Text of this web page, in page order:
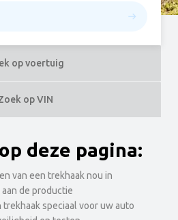
op voertuig
op VIN
deze pagina:
van een trekhaak nou in
de productie
speciaal voor uw auto